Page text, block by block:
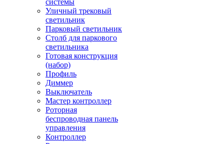
системы
Уличный трековый
светильник
Парковый светильник
Столб для паркового
светильника
Готовая конструкция
(набор)
Профиль
Диммер
Выключатель
Мастер контроллер
Роторная
беспроводная панель
управления
Контроллер